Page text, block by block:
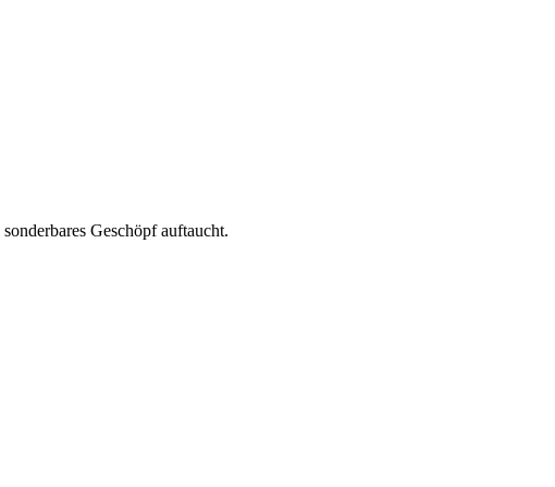
Geschöpf auftaucht.